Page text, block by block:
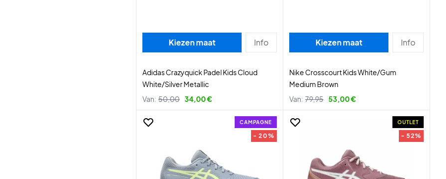
Kiezen maat Info
Adidas Crazyquick Padel Kids Cloud
White/Silver Metallic
Van: 50,00 34,00 €
Kiezen maat Info
Nike Crosscourt Kids White/Gum
Medium Brown
Van: 79,95 53,00 €
CAMPAGNE
- 20%
OUTLET
- 52%